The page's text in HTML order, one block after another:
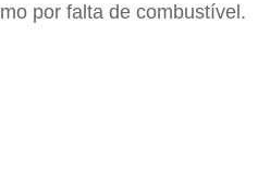
por falta de combustível.